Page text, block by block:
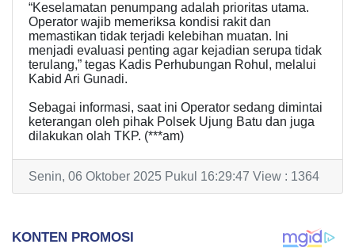
“Keselamatan penumpang adalah prioritas utama.
Operator wajib memeriksa kondisi rakit dan
memastikan tidak terjadi kelebihan muatan. Ini
menjadi evaluasi penting agar kejadian serupa tidak
terulang,” tegas Kadis Perhubungan Rohul, melalui
Kabid Ari Gunadi.
Sebagai informasi, saat ini Operator sedang dimintai
keterangan oleh pihak Polsek Ujung Batu dan juga
dilakukan olah TKP. (***am)
Senin, 06 Oktober 2025 Pukul 16:29:47 View : 1364